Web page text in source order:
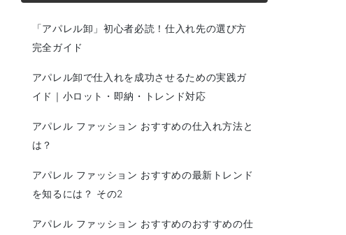
「アパレル卸」初心者必読！仕入れ先の選び方
完全ガイド
アパレル卸で仕入れを成功させるための実践ガ
イド｜小ロット・即納・トレンド対応
アパレル ファッション おすすめの仕入れ方法と
は？
アパレル ファッション おすすめの最新トレンド
を知るには？ その2
アパレル ファッション おすすめのおすすめの仕